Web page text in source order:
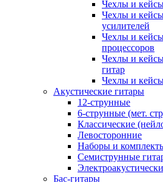
Чехлы и
Чехлы и
усилителей
Чехлы и
процессоров
Чехлы и
гитар
Чехлы и
Акустические гитары
12-струнные
6-струнные (мет.
Классические
Левосторонние
Наборы и
Семиструнные
Бас-гитары